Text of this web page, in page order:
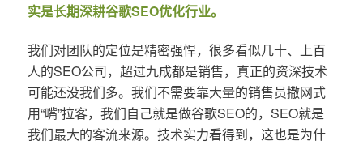
实是长期深耕谷歌SEO优化行业。
我们对团队的定位是精密强悍，很多看似几十、上百
人的SEO公司，超过九成都是销售，真正的资深技术
可能还没我们多。我们不需要靠大量的销售员撒网式
用“嘴”拉客，我们自己就是做谷歌SEO的，SEO就是
我们最大的客流来源。技术实力看得到，这也是为什